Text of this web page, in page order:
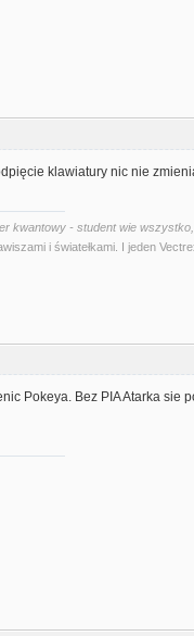
klawiatury nic nie
kwantowy - student wie
i światełkami. I jeden
Pokeya. Bez PIA Atarka